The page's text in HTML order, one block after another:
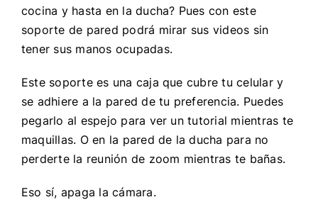
cocina y hasta en la ducha? Pues con este
soporte de pared podrá mirar sus videos sin
tener sus manos ocupadas.
Este soporte es una caja que cubre tu celular y
se adhiere a la pared de tu preferencia. Puedes
pegarlo al espejo para ver un tutorial mientras te
maquillas. O en la pared de la ducha para no
perderte la reunión de zoom mientras te bañas.
Eso sí, apaga la cámara.